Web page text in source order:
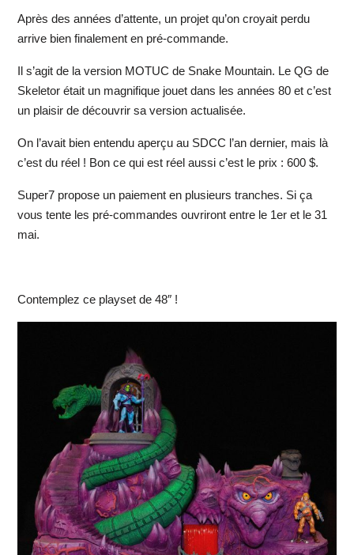
Après des années d’attente, un projet qu’on croyait perdu
arrive bien finalement en pré-commande.
Il s’agit de la version MOTUC de Snake Mountain. Le QG de
Skeletor était un magnifique jouet dans les années 80 et c’est
un plaisir de découvrir sa version actualisée.
On l’avait bien entendu aperçu au SDCC l’an dernier, mais là
c’est du réel ! Bon ce qui est réel aussi c’est le prix : 600 $.
Super7 propose un paiement en plusieurs tranches. Si ça
vous tente les pré-commandes ouvriront entre le 1er et le 31
mai.
Contemplez ce playset de 48″ !